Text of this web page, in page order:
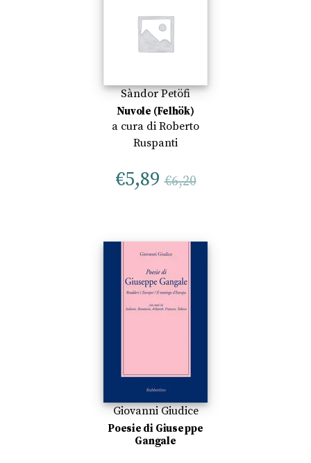
Sàndor Petöfi
Nuvole (Felhök)
a cura di Roberto
Ruspanti
€5,89 €6,20
Giovanni Giudice
Poesie di Giuseppe
Gangale